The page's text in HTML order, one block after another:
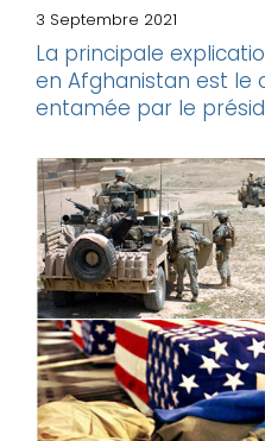
3 Septembre 2021
La principale
en Afghanistan est le
entamée par le